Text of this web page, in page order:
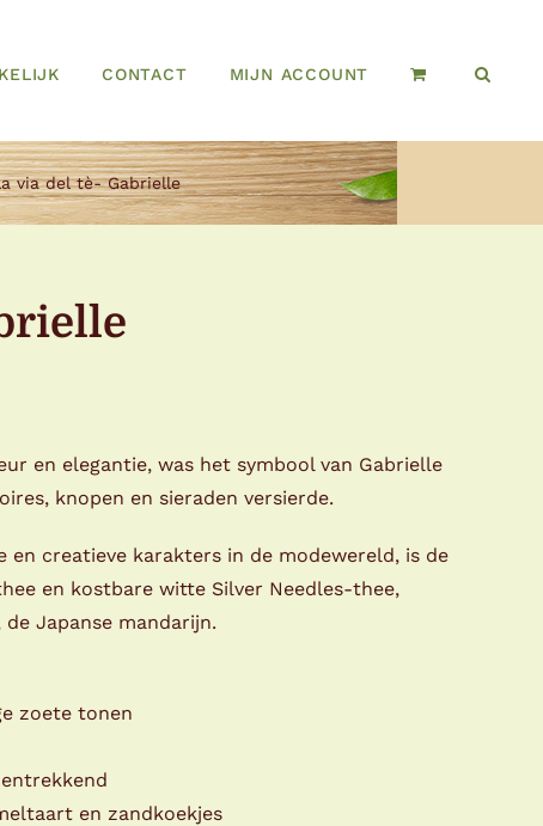
CONTACT MIJN ACCOUNT
via del tè- Gabrielle
en elegantie, was het symbool van Gabrielle
knopen en sieraden versierde.
en creatieve karakters in de modewereld, is de
en kostbare witte Silver Needles-thee,
Japanse mandarijn.
zoete tonen
en zandkoekjes